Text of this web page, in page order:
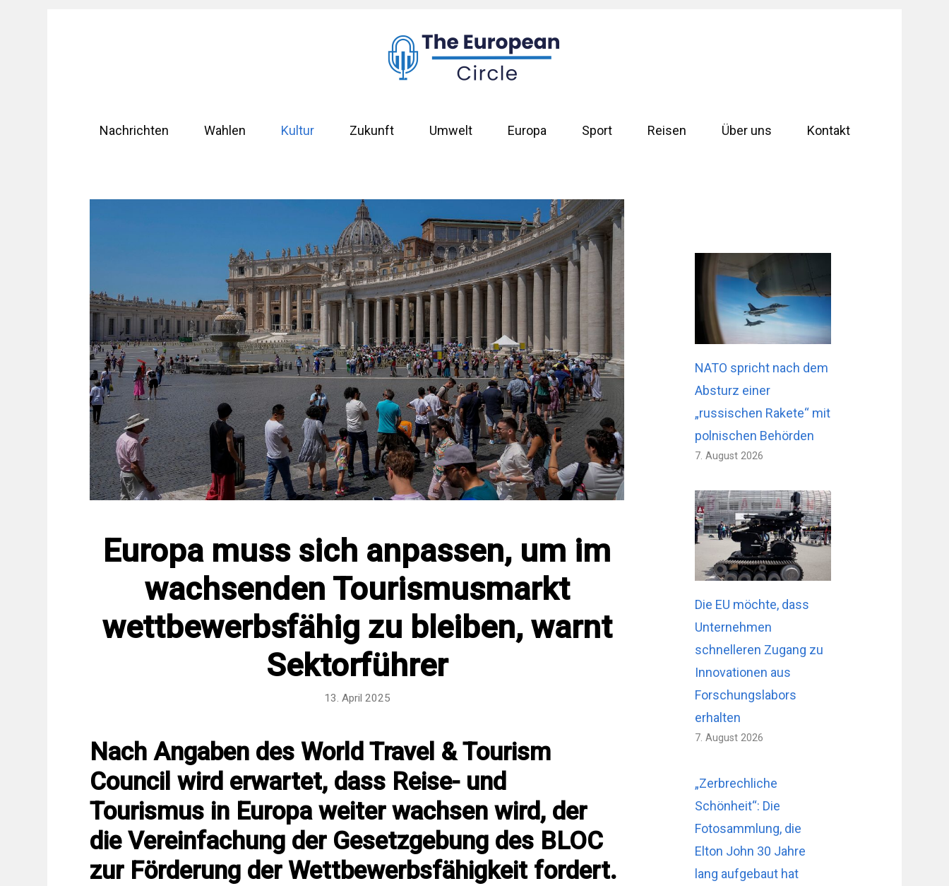
Nachrichten Wahlen Kultur Zukunft Umwelt Europa Sport Reisen Über uns Kontakt
Europa muss sich anpassen, um im
wachsenden Tourismusmarkt
wettbewerbsfähig zu bleiben, warnt
Sektorführer
13. April 2025
Nach Angaben des World Travel & Tourism
Council wird erwartet, dass Reise- und
Tourismus in Europa weiter wachsen wird, der
die Vereinfachung der Gesetzgebung des BLOC
zur Förderung der Wettbewerbsfähigkeit fordert.
NATO spricht nach dem
Absturz einer
„russischen Rakete“ mit
polnischen Behörden
7. August 2026
Die EU möchte, dass
Unternehmen
schnelleren Zugang zu
Innovationen aus
Forschungslabors
erhalten
7. August 2026
„Zerbrechliche
Schönheit“: Die
Fotosammlung, die
Elton John 30 Jahre
lang aufgebaut hat